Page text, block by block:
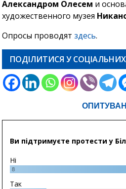
Александром Олесем и
художественного музея
Опросы проводятздесь.
ПОДІЛИТИСЯ У
Ви підтримуєте протести у
Ні
8
Так